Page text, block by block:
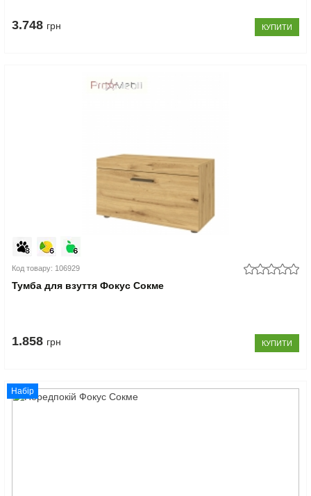
3.748 грн КУПИТИ
Код товару: 106929
Тумба для взуття Фокус Сокме
1.858 грн КУПИТИ
Набір